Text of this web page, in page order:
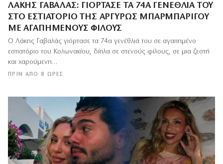
ΛΆΚΗΣ ΓΑΒΑΛΆΣ: ΓΙΌΡΤΑΣΕ ΤΑ 74Α ΓΕΝΈΘΛΙΆ ΤΟΥ
ΣΤΟ ΕΣΤΙΑΤΌΡΙΟ ΤΗΣ ΑΡΓΥΡΏΣ ΜΠΑΡΜΠΑΡΊΓΟΥ
ΜΕ ΑΓΑΠΗΜΈΝΟΥΣ ΦΊΛΟΥΣ
ΠΡΙΝ ΑΠΌ 8 ΏΡΕΣ
Ο Λάκης Γαβαλάς γιόρτασε τα 74α γενέθλιά του σε αγαπημένο
εστιατόριο του Κολωνακίου, δίπλα σε στενούς φίλους, σε μια ζεστή
και χαρούμενη…